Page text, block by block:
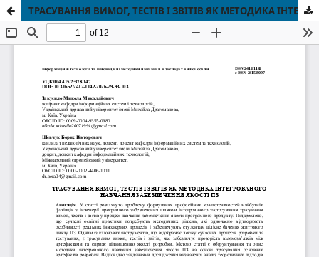
ТРАСУВАННЯ ВИМОГ, ТЕСТІВ І ЗВІТІВ ЯК МЕТОДИКА ІНТЕГРОВАНОГО НАВЧАННЯ ЗАБЕЗПЕЧЕННЯ ЯКОСТІ ПЗ